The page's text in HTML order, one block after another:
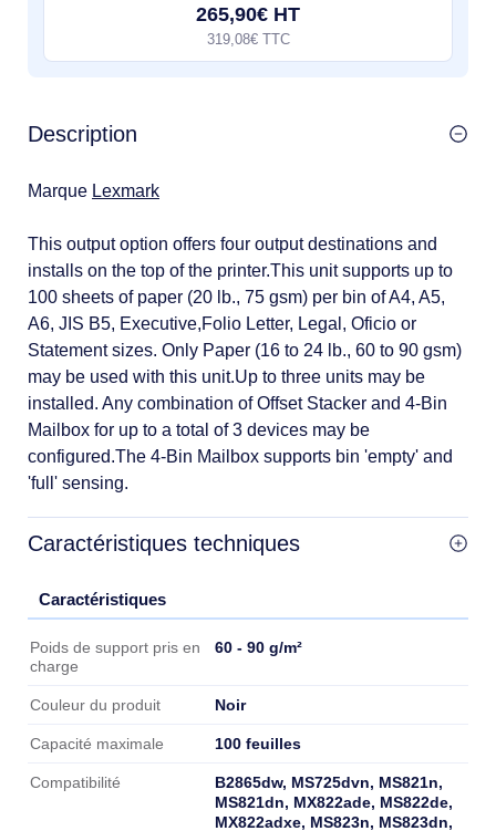
265,90€ HT
319,08€ TTC
Description
Marque Lexmark
This output option offers four output destinations and
installs on the top of the printer.This unit supports up to
100 sheets of paper (20 lb., 75 gsm) per bin of A4, A5,
A6, JIS B5, Executive,Folio Letter, Legal, Oficio or
Statement sizes. Only Paper (16 to 24 lb., 60 to 90 gsm)
may be used with this unit.Up to three units may be
installed. Any combination of Offset Stacker and 4-Bin
Mailbox for up to a total of 3 devices may be
configured.The 4-Bin Mailbox supports bin 'empty' and
'full' sensing.
Caractéristiques techniques
Caractéristiques
Caractéristiques
Poids de support pris en
charge
60 - 90 g/m²
Couleur du produit Noir
Capacité maximale 100 feuilles
Compatibilité
B2865dw, MS725dvn, MS821n,
MS821dn, MX822ade, MS822de,
MX822adxe, MS823n, MS823dn,